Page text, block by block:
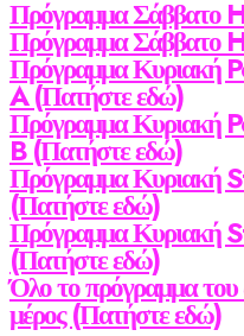
Πρόγραμμα Σάββατο
Πρόγραμμα Σάββατο
Πρόγραμμα Κυριακή
A (Πατήστε εδώ)
Πρόγραμμα Κυριακή
B (Πατήστε εδώ)
Πρόγραμμα Κυριακή
(Πατήστε εδώ)
Πρόγραμμα Κυριακή
(Πατήστε εδώ)
Όλο το πρόγραμμα του
μέρος (Πατήστε εδώ)